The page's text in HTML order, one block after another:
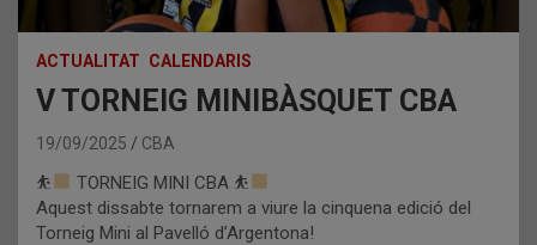
ACTUALITAT CALENDARIS
V TORNEIG MINIBÀSQUET CBA
19/09/2025 CBA
⛹
TORNEIG MINI CBA ⛹
Aquest dissabte tornarem a viure la cinquena edició del
Torneig Mini al Pavelló d’Argentona!